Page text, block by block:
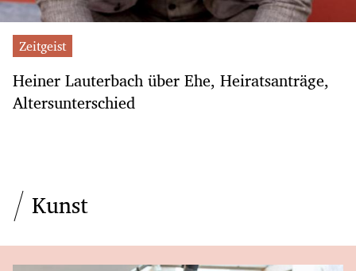
Zeitgeist
Heiner Lauterbach über Ehe, Heiratsanträge,
Altersunterschied
Kunst